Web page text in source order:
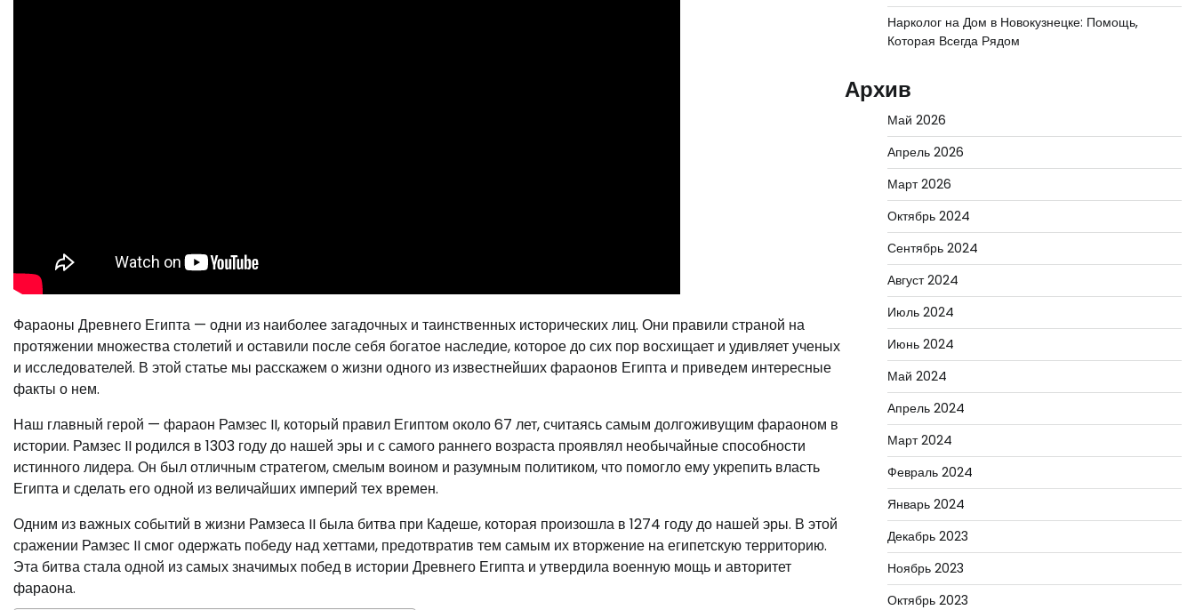
Фараоны Древнего Египта — одни из наиболее загадочных и таинственных исторических лиц. Они правили страной на
протяжении множества столетий и оставили после себя богатое наследие, которое до сих пор восхищает и удивляет ученых
и исследователей. В этой статье мы расскажем о жизни одного из известнейших фараонов Египта и приведем интересные
факты о нем.
Наш главный герой — фараон Рамзес II, который правил Египтом около 67 лет, считаясь самым долгоживущим фараоном в
истории. Рамзес II родился в 1303 году до нашей эры и с самого раннего возраста проявлял необычайные способности
истинного лидера. Он был отличным стратегом, смелым воином и разумным политиком, что помогло ему укрепить власть
Египта и сделать его одной из величайших империй тех времен.
Одним из важных событий в жизни Рамзеса II была битва при Кадеше, которая произошла в 1274 году до нашей эры. В этой
сражении Рамзес II смог одержать победу над хеттами, предотвратив тем самым их вторжение на египетскую территорию.
Эта битва стала одной из самых значимых побед в истории Древнего Египта и утвердила военную мощь и авторитет
фараона.
Нарколог на Дом в Новокузнецке: Помощь,
Которая Всегда Рядом
Архив
Май 2026
Апрель 2026
Март 2026
Октябрь 2024
Сентябрь 2024
Август 2024
Июль 2024
Июнь 2024
Май 2024
Апрель 2024
Март 2024
Февраль 2024
Январь 2024
Декабрь 2023
Ноябрь 2023
Октябрь 2023